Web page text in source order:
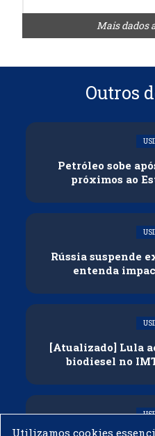
Mais dados
Outros
Petróleo sobe
próximos ao
Rússia suspende
entenda
[Atualizado] Lula
biodiesel no
Utilizamos cookies